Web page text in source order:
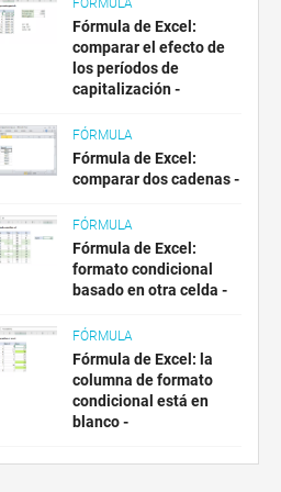
FÓRMULA
Fórmula de Excel:
comparar el efecto de
los períodos de
capitalización -
FÓRMULA
Fórmula de Excel:
comparar dos cadenas -
FÓRMULA
Fórmula de Excel:
formato condicional
basado en otra celda -
FÓRMULA
Fórmula de Excel: la
columna de formato
condicional está en
blanco -